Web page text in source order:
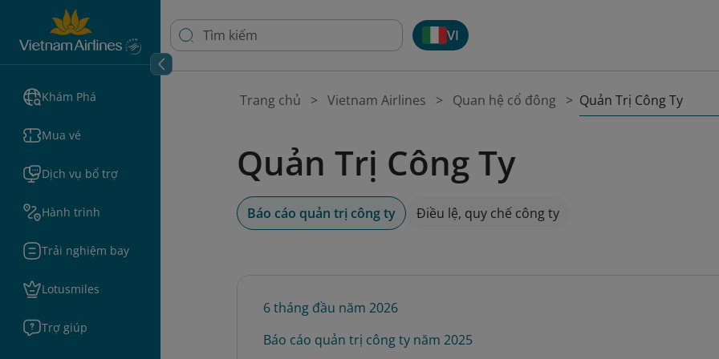
Khám Phá
Mua vé
Dịch vụ bổ trợ
Hành trình
Trải nghiệm bay
Lotusmiles
Trợ giúp
VI
Trang chủ Vietnam Airlines Quan hệ cổ đông Quản Trị Công Ty
Quản Trị Công Ty
Báo cáo quản trị công ty Điều lệ, quy chế công ty
6 tháng đầu năm 2026
Báo cáo quản trị công ty năm 2025